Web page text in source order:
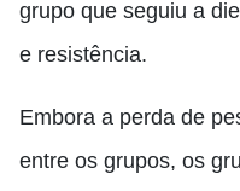
grupo que seguiu a
e resistência.
Embora a perda de
entre os grupos, os